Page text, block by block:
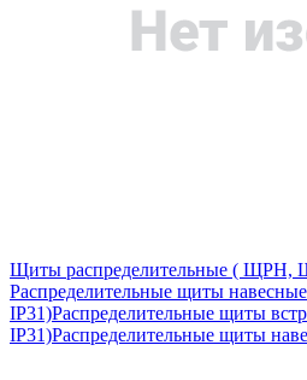
Щиты распределительные ( ЩРН,
Распределительные щиты
IP31)Распределительные щиты
IP31)Распределительные щиты